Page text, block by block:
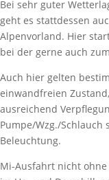
Bei sehr guter
geht es stattdessen
Alpenvorland. Hier
bei der gerne auch
Auch hier gelten
einwandfreien
ausreichend
Pumpe/Wzg./Schlauch
Beleuchtung.
Mi-Ausfahrt nicht ohne